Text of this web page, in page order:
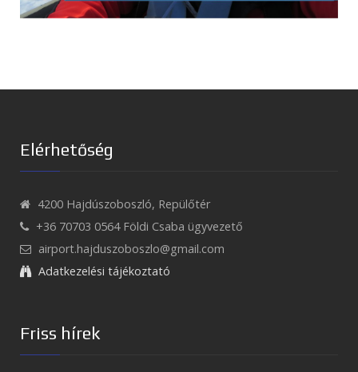
Elérhetőség
4200 Hajdúszoboszló, Repülőtér
+36 70703 0564 Földi Csaba ügyvezető
airport.hajduszoboszlo@gmail.com
Adatkezelési tájékoztató
Friss hírek